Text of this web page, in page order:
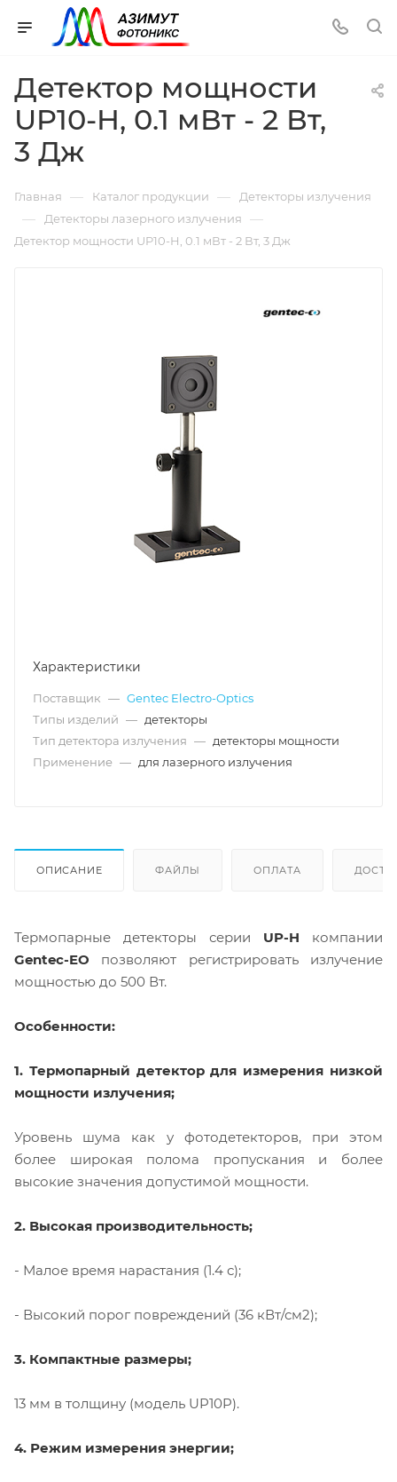
Детектор мощности
UP10-H, 0.1 мВт - 2 Вт,
3 Дж
Главная — Каталог продукции — Детекторы излучения
— Детекторы лазерного излучения —
Детектор мощности UP10-H, 0.1 мВт - 2 Вт, 3 Дж
Характеристики
Поставщик — Gentec Electro-Optics
Типы изделий — детекторы
Тип детектора излучения — детекторы мощности
Применение — для лазерного излучения
ОПИСАНИЕ ФАЙЛЫ ОПЛАТА
Термопарные детекторы серии UP-H компании
Gentec-EO позволяют регистрировать излучение
мощностью до 500 Вт.
Особенности:
1. Термопарный детектор для измерения низкой
мощности излучения;
Уровень шума как у фотодетекторов, при этом
более широкая полома пропускания и более
высокие значения допустимой мощности.
2. Высокая производительность;
- Малое время нарастания (1.4 с);
- Высокий порог повреждений (36 кВт/см2);
3. Компактные размеры;
13 мм в толщину (модель UP10P).
4. Режим измерения энергии;